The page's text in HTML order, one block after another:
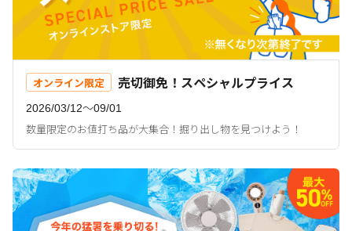
オンライン限定 売切御免！スペシャルプライス
2026/03/12〜09/01
数量限定のお値打ち品が大集合！掘り出し物を見つけよう！